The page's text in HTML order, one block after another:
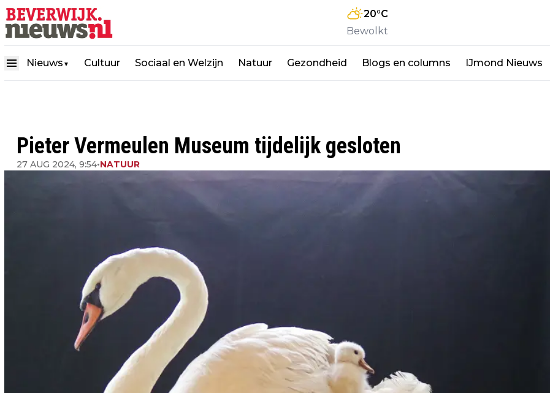
20°C
Bewolkt
Nieuws ▼ Cultuur Sociaal en Welzijn Natuur Gezondheid Blogs en columns IJmond Nieuws
Pieter Vermeulen Museum tijdelijk gesloten
27 AUG 2024, 9:54•NATUUR